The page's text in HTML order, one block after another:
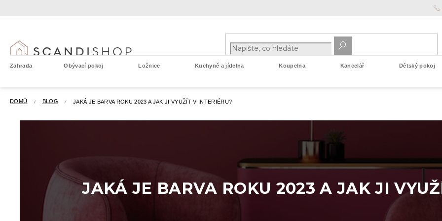
Zahrada Obývací pokoj Ložnice Kuchyně a jídelna Koupelna Kancelář Dětský pokoj
DOMŮ BLOG JAKÁ JE BARVA ROKU 2023 A JAK JI VYUŽÍT V INTERIÉRU?
JAKÁ JE BARVA ROKU 2023 A JAK JI